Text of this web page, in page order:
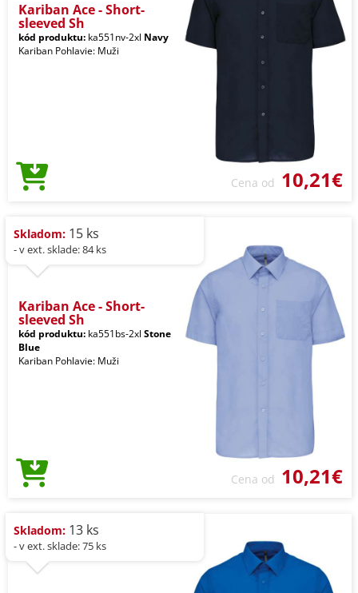
Kariban Ace - Short-
sleeved Sh
kód produktu: ka551nv-2xl Navy
Kariban Pohlavie: Muži
Cena od 10,21€
Skladom: 15 ks
- v ext. sklade: 84 ks
Kariban Ace - Short-
sleeved Sh
kód produktu: ka551bs-2xl Stone
Blue
Kariban Pohlavie: Muži
Cena od 10,21€
Skladom: 13 ks
- v ext. sklade: 75 ks